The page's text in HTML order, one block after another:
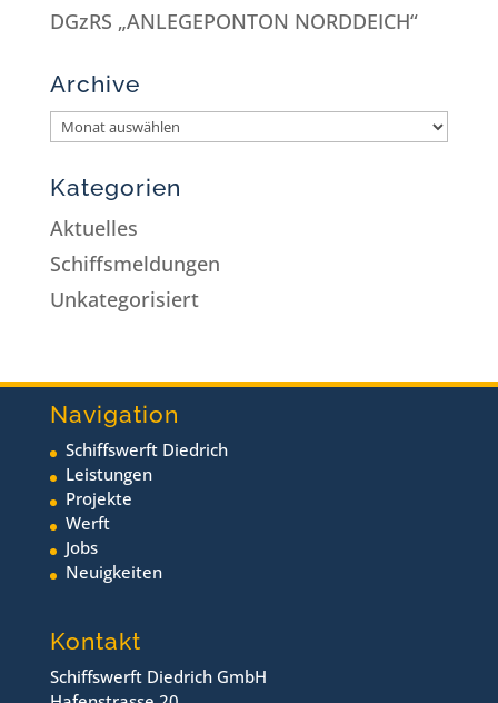
DGzRS „ANLEGEPONTON NORDDEICH“
Archive
Kategorien
Aktuelles
Schiffsmeldungen
Unkategorisiert
Navigation
Schiffswerft Diedrich
Leistungen
Projekte
Werft
Jobs
Neuigkeiten
Kontakt
Schiffswerft Diedrich GmbH